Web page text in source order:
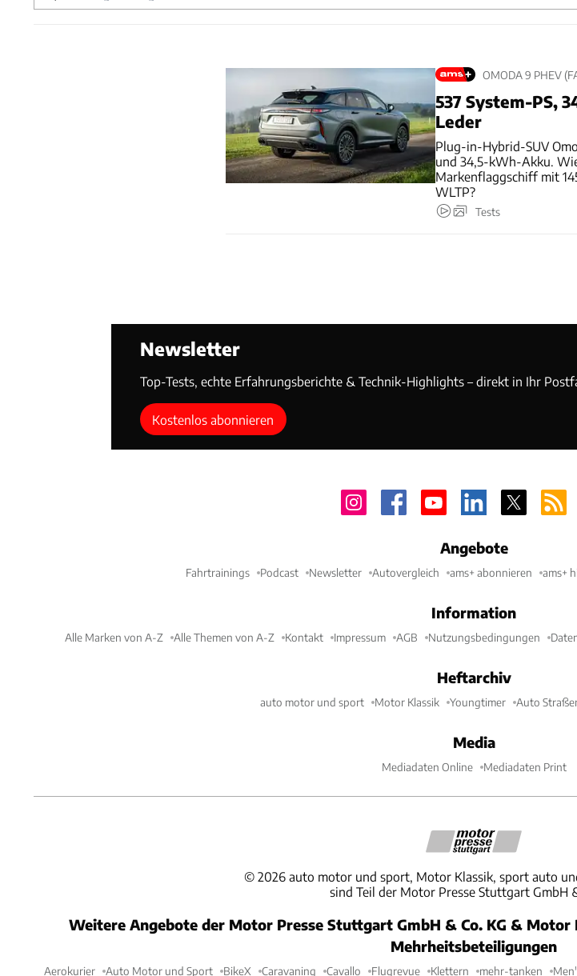
OMODA 9 PHEV
537 System-PS,
Leder
Plug-in-Hybrid-SUV
und 34,5-kWh-Akku.
Markenflaggschiff mit
WLTP?
Tests
Newsletter
Top-Tests, echte Erfahrungsberichte & Technik-Highlights – direkt in Ihr
Kostenlos abonnieren
Angebote
Fahrtrainings Podcast Newsletter Autovergleich ams+ abonnieren ams+
Information
Alle Marken von A-Z Alle Themen von A-Z Kontakt Impressum AGB Nutzungsbedingungen
Heftarchiv
auto motor und sport Motor Klassik Youngtimer Auto
Media
Mediadaten Online Mediadaten Print
© 2026 auto motor und sport, Motor Klassik, sport auto
sind Teil der Motor Presse Stuttgart GmbH
Weitere Angebote der Motor Presse Stuttgart GmbH & Co. KG & Motor
Mehrheitsbeteiligungen
Aerokurier Auto Motor und Sport BikeX Caravaning Cavallo Flugrevue Klettern mehr-tanken